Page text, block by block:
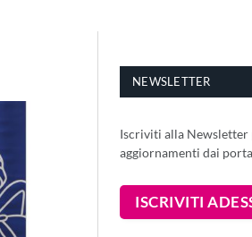
NEWSLETTER
Iscriviti alla Newsletter
aggiornamenti dai